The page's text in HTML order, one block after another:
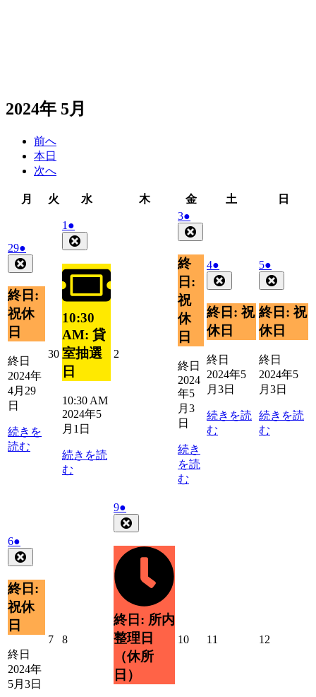
2024年 5月
前へ
本日
次へ
月 火
日
水水
木木
金金
日
土 日
292024
年
4
月
29
日
●
件
の
イ
ベ
ン
終日:
祝休
日
終日
2024年
4月29
日
続きを
読む
302024
年
4
月
30
日
1 2024
年
5
月
1
日
●
件
の
イ
ン
ト)
10:30
AM: 貸
室抽選
日
10:30 AM
2024年5
月1日
続きを読
む
2
32024
年
5
月
3
日
●
件
の
イ
ン
ト)
終
日:
祝
休
日
終日
2024
年5
月3
日
続き
を読
む
42024
年
5
月
4
日
●
件
の
イ
ベ
ン
ト)
終日: 祝
休日
終日
2024年5
月3日
続きを読
む
52024
年
5
月
5
日
●
件
の
イ
ベ
ン
ト)
終日: 祝
休日
終日
2024年5
月3日
続きを読
む
62024
年
5
月
6
日
●
件
の
イ
ベ
ン
終日:
祝休
日
終日
2024年
5月3日
72024
82024
92024
年
5
月
9
●
件
の
イ
終日: 所内
整理日
（休所
日）
10202411 12